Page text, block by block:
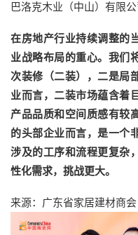
巴洛克木业（中山）有限
在房地产行业持续调整的
业战略布局的重心。我们
次装修（二装），二是局
业而言，二装市场蕴含着
产品品质和空间质感有较
的头部企业而言，是一个
涉及的工序和流程更复杂
性化需求，挑战更大。
来源：广东省家居建材商会